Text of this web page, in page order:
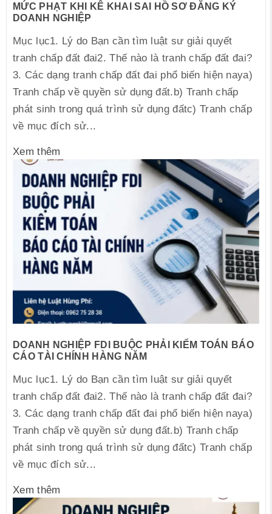
MỨC PHẠT KHI KÊ KHAI SAI HỒ SƠ ĐĂNG KÝ
DOANH NGHIỆP
Mục lục1. Lý do Bạn cần tìm luật sư giải quyết
tranh chấp đất đai2. Thế nào là tranh chấp đất đai?
3. Các dạng tranh chấp đất đai phổ biến hiện naya)
Tranh chấp về quyền sử dụng đất.b) Tranh chấp
phát sinh trong quá trình sử dụng đấtc) Tranh chấp
về mục đích sử...
Xem thêm
DOANH NGHIỆP FDI BUỘC PHẢI KIỂM TOÁN BÁO
CÁO TÀI CHÍNH HÀNG NĂM
Mục lục1. Lý do Bạn cần tìm luật sư giải quyết
tranh chấp đất đai2. Thế nào là tranh chấp đất đai?
3. Các dạng tranh chấp đất đai phổ biến hiện naya)
Tranh chấp về quyền sử dụng đất.b) Tranh chấp
phát sinh trong quá trình sử dụng đấtc) Tranh chấp
về mục đích sử...
Xem thêm